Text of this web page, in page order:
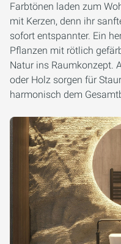
Farbtönen laden zum
mit Kerzen, denn ihr
sofort entspannter. Ein
Pflanzen mit rötlich
Natur ins Raumkonzept.
oder Holz sorgen für
harmonisch dem